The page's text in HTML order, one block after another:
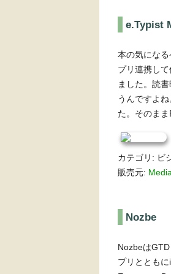
e.Typist
本の気にな
プリ連携し
ました。読
うんですよ
た。そのま
カテゴリ: ビ
販売元:
Nozbe
Nozbeは
プリととも